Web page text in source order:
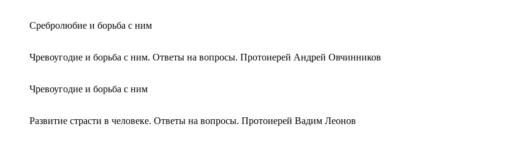
Сребролюбие и борьба с ним
Чревоугодие и борьба с ним. Ответы на вопросы. Протоиерей Андрей Овчинников
Чревоугодие и борьба с ним
Развитие страсти в человеке. Ответы на вопросы. Протоиерей Вадим Леонов